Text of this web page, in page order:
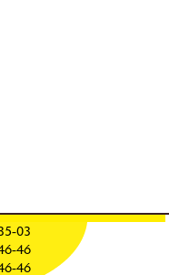
03
46
46